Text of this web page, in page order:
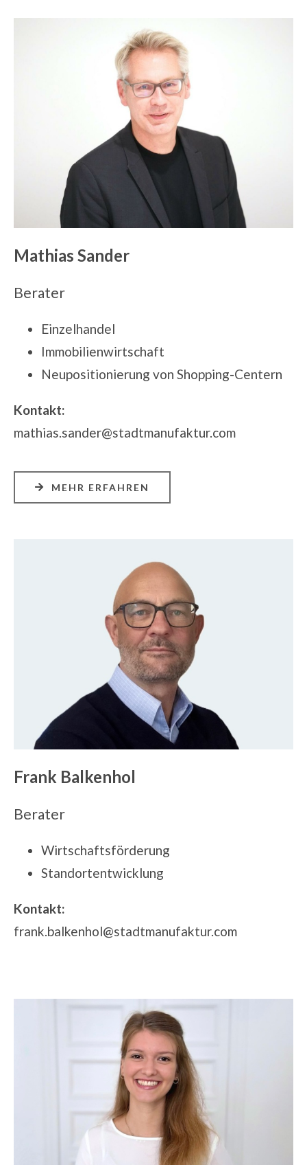
Mathias Sander
Berater
Einzelhandel
Immobilienwirtschaft
Neupositionierung von Shopping-Centern
Kontakt:
mathias.sander@stadtmanufaktur.com
MEHR ERFAHREN
Frank Balkenhol
Berater
Wirtschaftsförderung
Standortentwicklung
Kontakt:
frank.balkenhol@stadtmanufaktur.com